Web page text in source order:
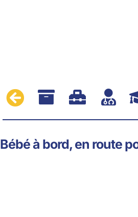
   
Bébé à bord, en route